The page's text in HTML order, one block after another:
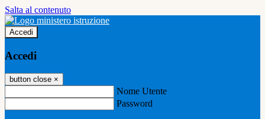
Salta al contenuto
Accedi
Accedi
button close ×
Nome Utente
Password